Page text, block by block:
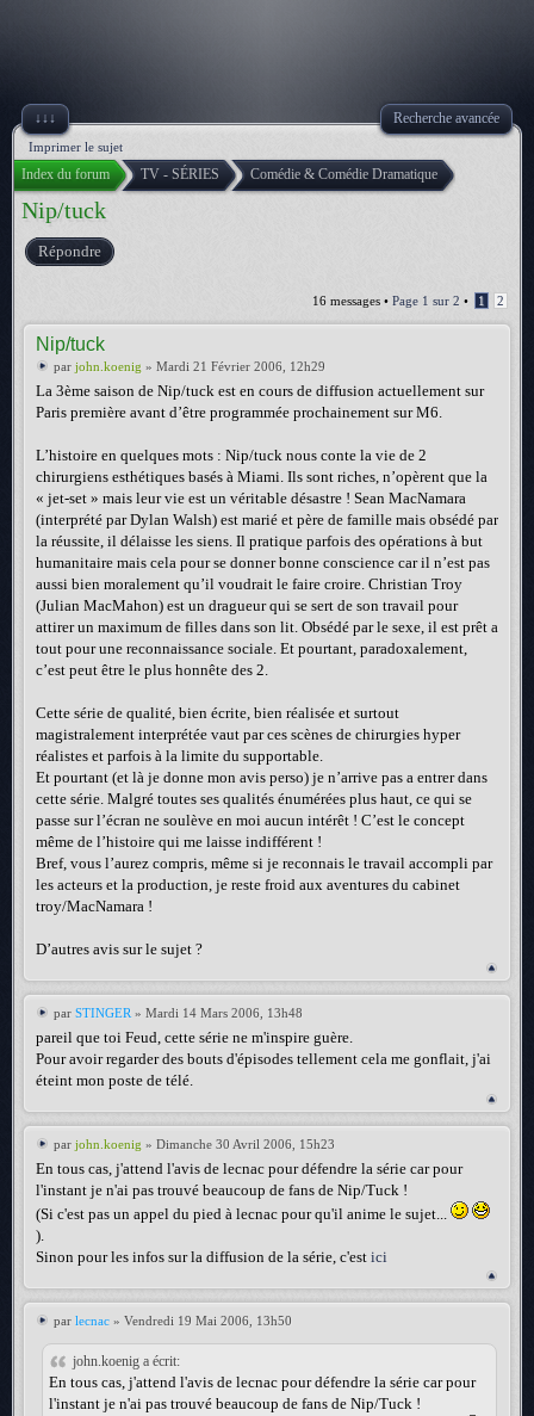
↓↓↓ Recherche avancée
Imprimer le sujet
Index du forum TV - SÉRIES Comédie & Comédie Dramatique
Nip/tuck
Répondre
16 messages • Page 1 sur 2 • 1 2
Nip/tuck
par john.koenig » Mardi 21 Février 2006, 12h29
La 3ème saison de Nip/tuck est en cours de diffusion actuellement sur
Paris première avant d’être programmée prochainement sur M6.
L’histoire en quelques mots : Nip/tuck nous conte la vie de 2
chirurgiens esthétiques basés à Miami. Ils sont riches, n’opèrent que la
« jet-set » mais leur vie est un véritable désastre ! Sean MacNamara
(interprété par Dylan Walsh) est marié et père de famille mais obsédé par
la réussite, il délaisse les siens. Il pratique parfois des opérations à but
humanitaire mais cela pour se donner bonne conscience car il n’est pas
aussi bien moralement qu’il voudrait le faire croire. Christian Troy
(Julian MacMahon) est un dragueur qui se sert de son travail pour
attirer un maximum de filles dans son lit. Obsédé par le sexe, il est prêt a
tout pour une reconnaissance sociale. Et pourtant, paradoxalement,
c’est peut être le plus honnête des 2.
Cette série de qualité, bien écrite, bien réalisée et surtout
magistralement interprétée vaut par ces scènes de chirurgies hyper
réalistes et parfois à la limite du supportable.
Et pourtant (et là je donne mon avis perso) je n’arrive pas a entrer dans
cette série. Malgré toutes ses qualités énumérées plus haut, ce qui se
passe sur l’écran ne soulève en moi aucun intérêt ! C’est le concept
même de l’histoire qui me laisse indifférent !
Bref, vous l’aurez compris, même si je reconnais le travail accompli par
les acteurs et la production, je reste froid aux aventures du cabinet
troy/MacNamara !
D’autres avis sur le sujet ?
par STINGER » Mardi 14 Mars 2006, 13h48
pareil que toi Feud, cette série ne m'inspire guère.
Pour avoir regarder des bouts d'épisodes tellement cela me gonflait, j'ai
éteint mon poste de télé.
par john.koenig » Dimanche 30 Avril 2006, 15h23
En tous cas, j'attend l'avis de lecnac pour défendre la série car pour
l'instant je n'ai pas trouvé beaucoup de fans de Nip/Tuck !
(Si c'est pas un appel du pied à lecnac pour qu'il anime le sujet...
).
Sinon pour les infos sur la diffusion de la série, c'est ici
par lecnac » Vendredi 19 Mai 2006, 13h50
john.koenig a écrit:
En tous cas, j'attend l'avis de lecnac pour défendre la série car pour
l'instant je n'ai pas trouvé beaucoup de fans de Nip/Tuck !